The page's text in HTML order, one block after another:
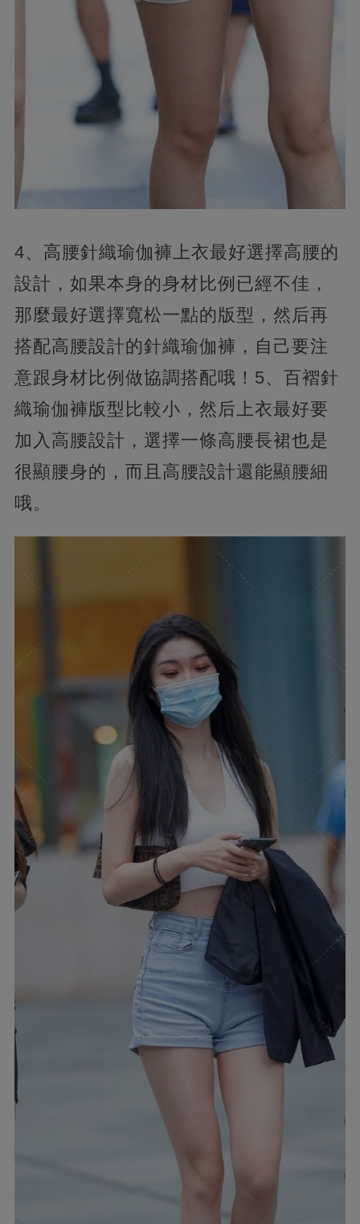
4、高腰針織瑜伽褲上衣最好選擇高腰的
設計，如果本身的身材比例已經不佳，
那麼最好選擇寬松一點的版型，然后再
搭配高腰設計的針織瑜伽褲，自己要注
意跟身材比例做協調搭配哦！5、百褶針
織瑜伽褲版型比較小，然后上衣最好要
加入高腰設計，選擇一條高腰長裙也是
很顯腰身的，而且高腰設計還能顯腰細
哦。